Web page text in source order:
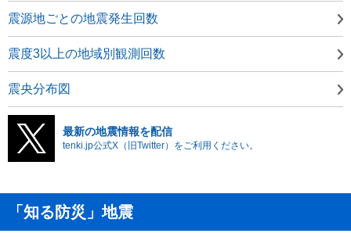
震源地ごとの地震発生回数
震度3以上の地域別観測回数
震央分布図
最新の地震情報を配信
tenki.jp公式X（旧Twitter）をご利用ください。
「知る防災」地震